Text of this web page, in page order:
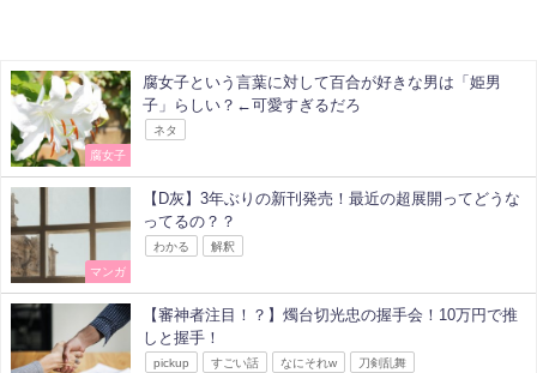
腐女子
腐女子という言葉に対して百合が好きな男は「姫男
子」らしい？←可愛すぎるだろ
ネタ
マンガ
【D灰】3年ぶりの新刊発売！最近の超展開ってどうな
ってるの？？
わかる 解釈
【審神者注目！？】燭台切光忠の握手会！10万円で推
しと握手！
pickup すごい話 なにそれw 刀剣乱舞